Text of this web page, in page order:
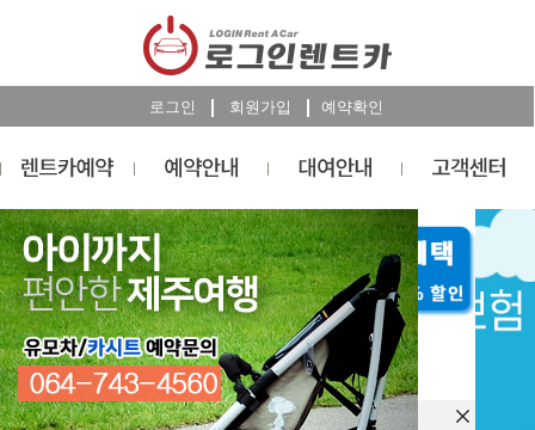
로그인 회원가입 예약확인
렌트카예약
RESERVATION
오늘 하루 이창을 열지 않습니다.